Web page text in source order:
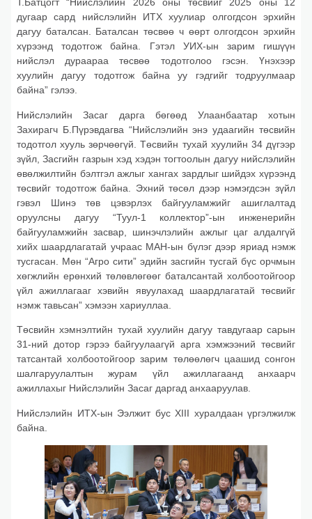
Т.Батцогт “Нийслэлийн 2026 оны төсвийг 2025 оны 12
дугаар сард нийслэлийн ИТХ хуулиар олгогдсон эрхийн
дагуу баталсан. Баталсан төсвөө ч өөрт олгогдсон эрхийн
хүрээнд тодотгож байна. Гэтэл УИХ-ын зарим гишүүн
нийслэл дураараа төсвөө тодотголоо гэсэн. Үнэхээр
хуулийн дагуу тодотгож байна уу гэдгийг тодруулмаар
байна” гэлээ.
Нийслэлийн Засаг дарга бөгөөд Улаанбаатар хотын
Захирагч Б.Пүрэвдагва “Нийслэлийн энэ удаагийн төсвийн
тодотгол хууль зөрчөөгүй. Төсвийн тухай хуулийн 34 дүгээр
зүйл, Засгийн газрын хэд хэдэн тогтоолын дагуу нийслэлийн
өвөлжилтийн бэлтгэл ажлыг хангах зардлыг шийдэх хүрээнд
төсвийг тодотгож байна. Эхний төсөл дээр нэмэгдсэн зүйл
гэвэл Шинэ төв цэвэрлэх байгууламжийг ашиглалтад
оруулсны дагуу “Туул-1 коллектор”-ын инженерийн
байгууламжийн засвар, шинэчлэлийн ажлыг цаг алдалгүй
хийх шаардлагатай учраас МАН-ын бүлэг дээр яриад нэмж
тусгасан. Мөн “Агро сити” эдийн засгийн тусгай бүс орчмын
хөгжлийн ерөнхий төлөвлөгөөг баталсантай холбоотойгоор
үйл ажиллагааг хэвийн явуулахад шаардлагатай төсвийг
нэмж тавьсан” хэмээн хариуллаа.
Төсвийн хэмнэлтийн тухай хуулийн дагуу тавдугаар сарын
31-ний дотор гэрээ байгуулаагүй арга хэмжээний төсвийг
татсантай холбоотойгоор зарим төлөөлөгч цаашид сонгон
шалгаруулалтын журам үйл ажиллагаанд анхаарч
ажиллахыг Нийслэлийн Засаг даргад анхааруулав.
Нийслэлийн ИТХ-ын Ээлжит бус XIII хуралдаан үргэлжилж
байна.